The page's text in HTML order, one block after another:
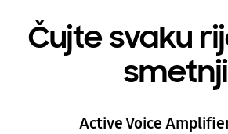
Čujte svaku
smetnji
Active Voice